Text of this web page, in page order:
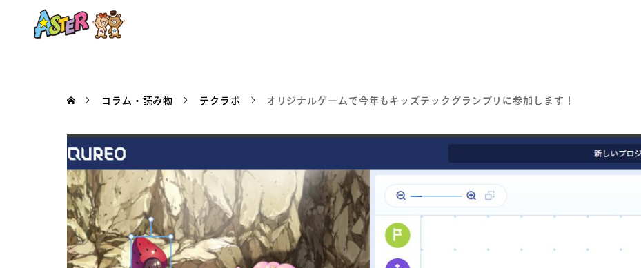
コラム・読み物 テクラボ オリジナルゲームで今年もキッズテックグランプリに参加します！